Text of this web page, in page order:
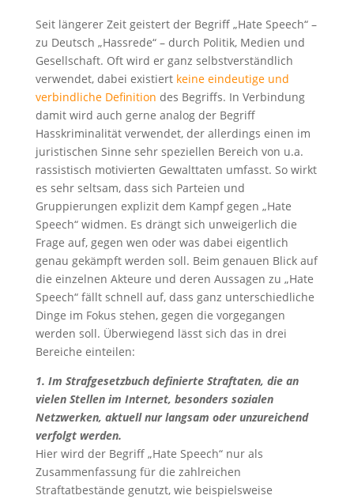
Seit längerer Zeit geistert der Begriff „Hate Speech“ –
zu Deutsch „Hassrede“ – durch Politik, Medien und
Gesellschaft. Oft wird er ganz selbstverständlich
verwendet, dabei existiert keine eindeutige und
verbindliche Definition des Begriffs. In Verbindung
damit wird auch gerne analog der Begriff
Hasskriminalität verwendet, der allerdings einen im
juristischen Sinne sehr speziellen Bereich von u.a.
rassistisch motivierten Gewalttaten umfasst. So wirkt
es sehr seltsam, dass sich Parteien und
Gruppierungen explizit dem Kampf gegen „Hate
Speech“ widmen. Es drängt sich unweigerlich die
Frage auf, gegen wen oder was dabei eigentlich
genau gekämpft werden soll. Beim genauen Blick auf
die einzelnen Akteure und deren Aussagen zu „Hate
Speech“ fällt schnell auf, dass ganz unterschiedliche
Dinge im Fokus stehen, gegen die vorgegangen
werden soll. Überwiegend lässt sich das in drei
Bereiche einteilen:
1. Im Strafgesetzbuch definierte Straftaten, die an
vielen Stellen im Internet, besonders sozialen
Netzwerken, aktuell nur langsam oder unzureichend
verfolgt werden.
Hier wird der Begriff „Hate Speech“ nur als
Zusammenfassung für die zahlreichen
Straftatbestände genutzt, wie beispielsweise